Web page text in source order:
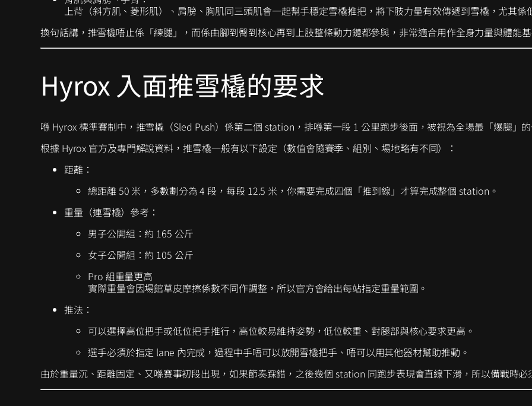
上背（斜方肌、菱形肌）、肩膀、胸肌同三頭肌會一起幫手穩定雪橇推把，將下肢力量有效傳遞到雪橇，尤其係
換句話講，推雪橇唔止係「練腿」，而係由腳到臀到核心再到上肢整條動力鏈都參與，非常適合用作全身力量與體能
Hyrox 入面推雪橇的要求
喺 Hyrox 標準賽制中，推雪橇（Sled Push）係第二個 station，排喺第一段 1 公里跑步後面，被視為全場最「爆腿」的
根據 Hyrox 官方及專門解說資料，推雪橇一般有以下設定（數值會隨賽季、組別、場地略有不同）：
距離：
總距離 50 米，多數劃分為 4 段，每段 12.5 米，你需要完成四個「推到線」才算完成整個 station。
重量（連雪橇）參考：
男子公開組：約 165 公斤
女子公開組：約 105 公斤
Pro 組重量更高
實際重量會因場館草皮摩擦係數不同作調整，所以官方會給出每站指定重量範圍。
推法：
可以選擇高位把手或低位把手推行，高位較易維持姿勢，低位較重、對腿部與核心要求更高。
選手必須於指定 lane 內完成，過程中手唔可以放開雪橇把手、唔可以用其他器材幫助推動。
由於重量沉、距離固定、又喺賽事初段出現，如果節奏踩錯，之後幾個 station 同跑步表現會直線下滑，所以備戰時必